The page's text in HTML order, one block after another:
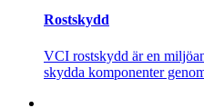
Rostskydd
VCI rostskydd är en
skydda komponenter